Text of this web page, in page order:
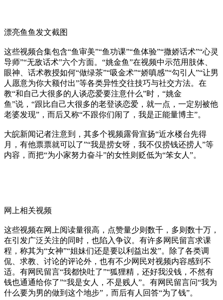
漂亮鱼鱼发文截图
这些视频合集包含“鱼审美”“鱼功课”“鱼体验”“撒娇话术”“心灵
导师”“无敌话术”六个方面。“姚金鱼”在视频中示范用肢体、
眼神、话术教授如何“做绿茶”“吸金术”“娇嗔感”“勾引人”“让男
人愿意为你大额付出”等各类异性交往技巧与社交方法。在
教“和自己大很多的人谈恋爱要注意什么”时，“姚金
鱼”说，“跟比自己大很多的老登谈恋爱，就一点，一定别被他
老婆发现”，而后又称“不跟你们闹了，我是正能量博主”。
大皖新闻记者注意到，其多个视频露骨宣扬“近水楼台先得
月，有他票票就可以了”“我是捞女呀，我不仅捞钱还捞人”等
内容，而把“为小家努力奋斗”的女性则贬低为“笨女人”。
网上相关视频
这些视频在网上阅读量很高，点赞量少则数千，多则数十万，
在引发广泛关注的同时，也陷入争议。有许多网民留言求课
程，称其为“女神”“姐妹们还是要以利益出发”。除了各类调
侃、求教、讨论的评论外，也有不少网民对视频内容感到不
适。有网民留言“我都快吐了”“狐狸精，还好我没钱，不然有
钱也通通给你了”“我是女人，不是贱人”。有网民留言问“我为
什么要为男的做到这个地步”，而后有人回答“为了钱”。